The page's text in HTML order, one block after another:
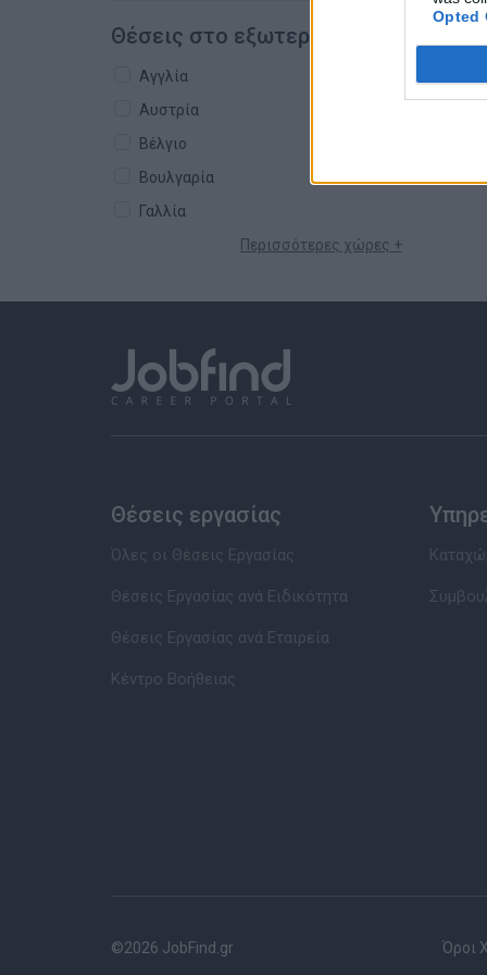
Opted
Θέσεις στο εξωτερικό
Αγγλία
Αυστρία
Βέλγιο
Βουλγαρία
Γαλλία
Περισσότερες χώρες +
Θέσεις εργασίας
Όλες οι Θέσεις Εργασίας
Θέσεις Εργασίας ανά Ειδικότητα
Θέσεις Εργασίας ανά Εταιρεία
Κέντρο Βοήθειας
©2026 JobFind.gr Όροι